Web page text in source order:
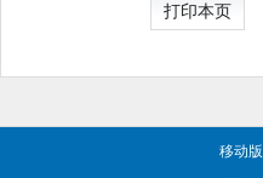
打印本页
移动版